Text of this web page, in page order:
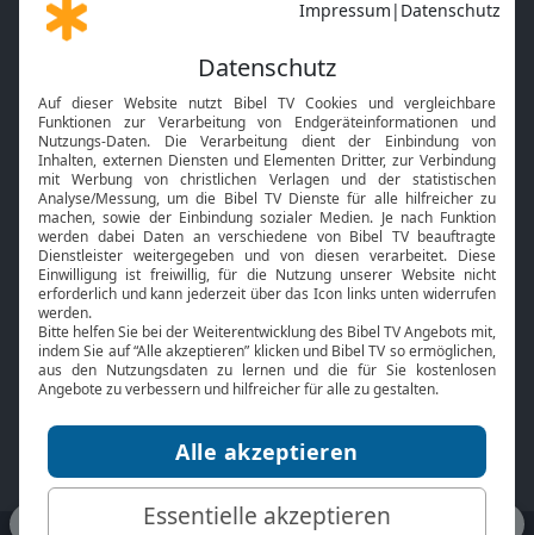
Gott und Bibel erklärt
Neuigkeiten
Mobile App
Smart TV
HbbTV
Bibelthek Online-Bibel
Nächster Gottesdienst
Bibel TV
Über uns
Jobs
Mediadaten
Service
Kontakt
TV-Empfang